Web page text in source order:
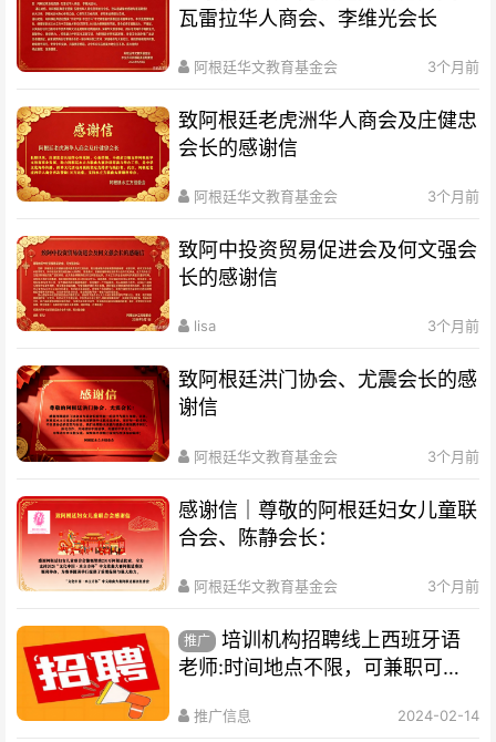
瓦雷拉华人商会、李维光会长
阿根廷华文教育基金会 3个月前
致阿根廷老虎洲华人商会及庄健忠
会长的感谢信
阿根廷华文教育基金会 3个月前
致阿中投资贸易促进会及何文强会
长的感谢信
lisa 3个月前
致阿根廷洪门协会、尤震会长的感
谢信
阿根廷华文教育基金会 3个月前
感谢信｜尊敬的阿根廷妇女儿童联
合会、陈静会长：
阿根廷华文教育基金会 3个月前
推广
培训机构招聘线上西班牙语
老师:时间地点不限，可兼职可全
推广信息 2024-02-14